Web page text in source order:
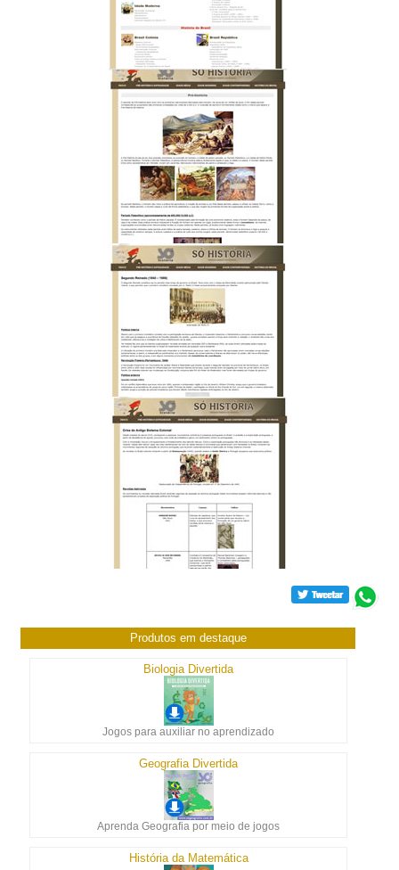
Produtos em destaque
Biologia Divertida
Jogos para auxiliar no aprendizado
Geografia Divertida
Aprenda Geografia por meio de jogos
História da Matemática